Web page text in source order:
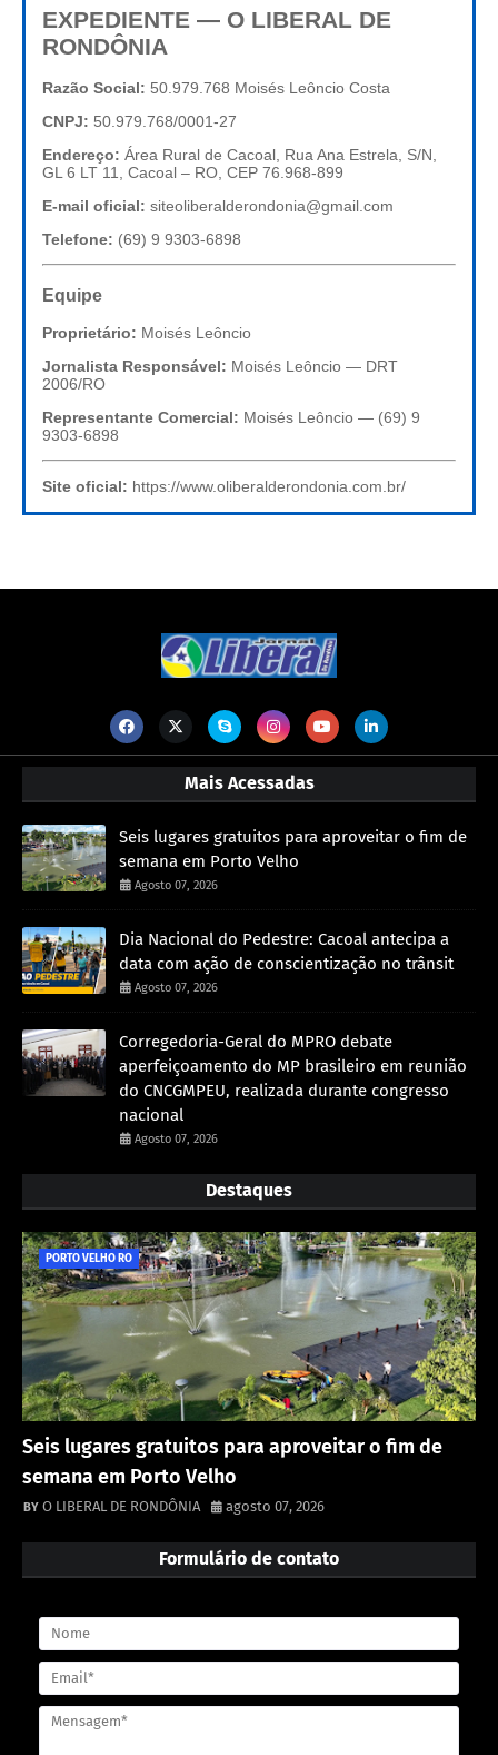
EXPEDIENTE — O LIBERAL DE
RONDÔNIA
Razão Social: 50.979.768 Moisés Leôncio Costa
CNPJ: 50.979.768/0001-27
Endereço: Área Rural de Cacoal, Rua Ana Estrela, S/N,
GL 6 LT 11, Cacoal – RO, CEP 76.968-899
E-mail oficial: siteoliberalderondonia@gmail.com
Telefone: (69) 9 9303-6898
Equipe
Proprietário: Moisés Leôncio
Jornalista Responsável: Moisés Leôncio — DRT
2006/RO
Representante Comercial: Moisés Leôncio — (69) 9
9303-6898
Site oficial: https://www.oliberalderondonia.com.br/
Mais Acessadas
Seis lugares gratuitos para aproveitar o fim de
semana em Porto Velho
Agosto 07, 2026
Dia Nacional do Pedestre: Cacoal antecipa a
data com ação de conscientização no trânsit
Agosto 07, 2026
Corregedoria-Geral do MPRO debate
aperfeiçoamento do MP brasileiro em reunião
do CNCGMPEU, realizada durante congresso
nacional
Agosto 07, 2026
Destaques
PORTO VELHO RO
Seis lugares gratuitos para aproveitar o fim de
semana em Porto Velho
O LIBERAL DE RONDÔNIA agosto 07, 2026
Formulário de contato